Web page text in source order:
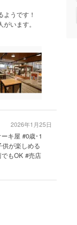
うです！
います。
キ屋 #0歳･1
が楽しめる
もOK #売店
2026年1月25日